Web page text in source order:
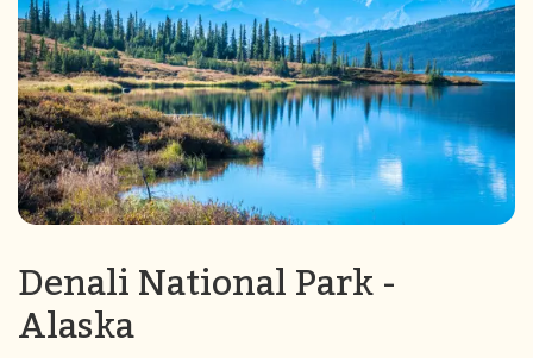
Denali National Park -
Alaska